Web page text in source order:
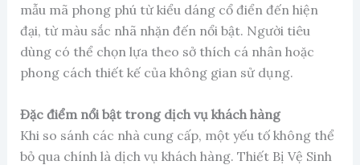
mẫu mã phong phú từ kiểu dáng cổ điển đến hiện
đại, từ màu sắc nhã nhặn đến nổi bật. Người tiêu
dùng có thể chọn lựa theo sở thích cá nhân hoặc
phong cách thiết kế của không gian sử dụng.
Đặc điểm nổi bật trong dịch vụ khách hàng
Khi so sánh các nhà cung cấp, một yếu tố không thể
bỏ qua chính là dịch vụ khách hàng. Thiết Bị Vệ Sinh